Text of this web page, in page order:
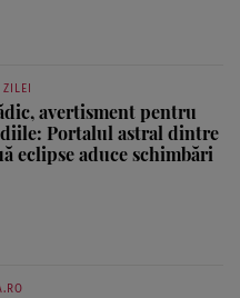
avertisment pentru
Portalul astral dintre
eclipse aduce schimbări